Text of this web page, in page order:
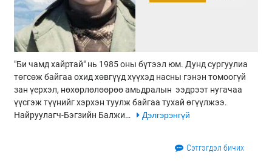
"Би чамд хайртай" нь 1985 оны бүтээл юм. Дунд сургуулиа
төгсөж байгаа охид хөвгүүд хүүхэд насны гэнэн томоогүй
зан үерхэл, нөхөрлөлөөрөө амьдралын ээдрээт нугачаа
үүсгэж түүнийг хэрхэн туулж байгаа тухай өгүүлжээ.
Найруулагч-Бэгзийн Балжи…
Дэлгэрэнгүй
Сэтгэгдэл бичих